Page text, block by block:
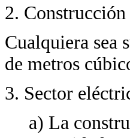
2. Construcción
Cualquiera sea
de metros
3. Sector
a) La